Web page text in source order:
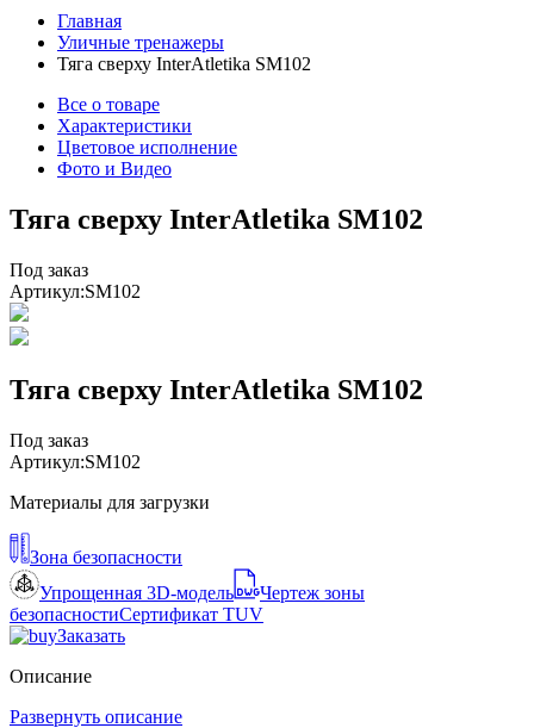
Главная
Уличные тренажеры
Тяга сверху InterAtletika SM102
Все о товаре
Характеристики
Цветовое исполнение
Фото и Видео
Тяга сверху InterAtletika SM102
Под заказ
Артикул:SM102
Тяга сверху InterAtletika SM102
Под заказ
Артикул:SM102
Материалы для загрузки
Зона безопасности
Упрощенная 3D-модель
Чертеж зоны
безопасностиСертификат TUV
Заказать
Описание
Развернуть описание